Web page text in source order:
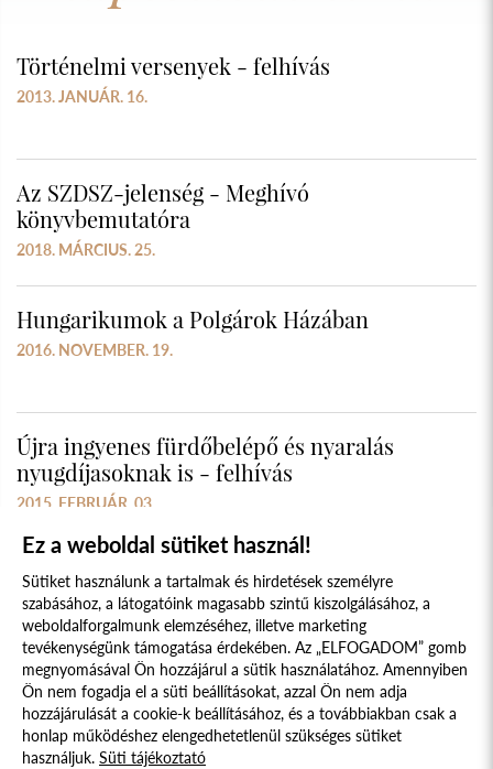
Történelmi versenyek - felhívás
2013. JANUÁR. 16.
Az SZDSZ-jelenség - Meghívó
könyvbemutatóra
2018. MÁRCIUS. 25.
Hungarikumok a Polgárok Házában
2016. NOVEMBER. 19.
Újra ingyenes fürdőbelépő és nyaralás
nyugdíjasoknak is - felhívás
2015. FEBRUÁR. 03.
Süti szabályzat Adatvédelmi nyilatkozat
Jogi nyilatkozat
© 2017 - 2026 NÉPFŐISKOLA ALAPÍTVÁNY, LAKITELEK. MINDEN JOG
Ez a weboldal sütiket használ!
Sütiket használunk a tartalmak és hirdetések személyre
szabásához, a látogatóink magasabb szintű kiszolgálásához, a
weboldalforgalmunk elemzéséhez, illetve marketing
tevékenységünk támogatása érdekében. Az „ELFOGADOM” gomb
megnyomásával Ön hozzájárul a sütik használatához. Amennyiben
Ön nem fogadja el a süti beállításokat, azzal Ön nem adja
hozzájárulását a cookie-k beállításához, és a továbbiakban csak a
honlap működéshez elengedhetetlenül szükséges sütiket
használjuk. Süti tájékoztató